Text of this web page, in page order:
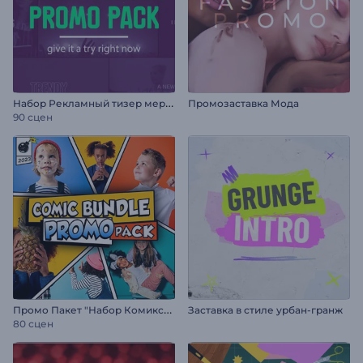
Н
абор Рекламный тизер мероприятия
90 сцен
Промозаставка Мода
П
ромо Пакет "Набор Комиксов"
80 сцен
Заставка в стиле урбан-гранж